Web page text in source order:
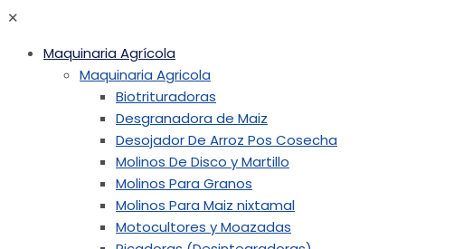
✕
Maquinaria Agrícola
Maquinaria Agricola
Biotrituradoras
Desgranadora de Maiz
Desojador De Arroz Pos Cosecha
Molinos De Disco y Martillo
Molinos Para Granos
Molinos Para Maiz nixtamal
Motocultores y Moazadas